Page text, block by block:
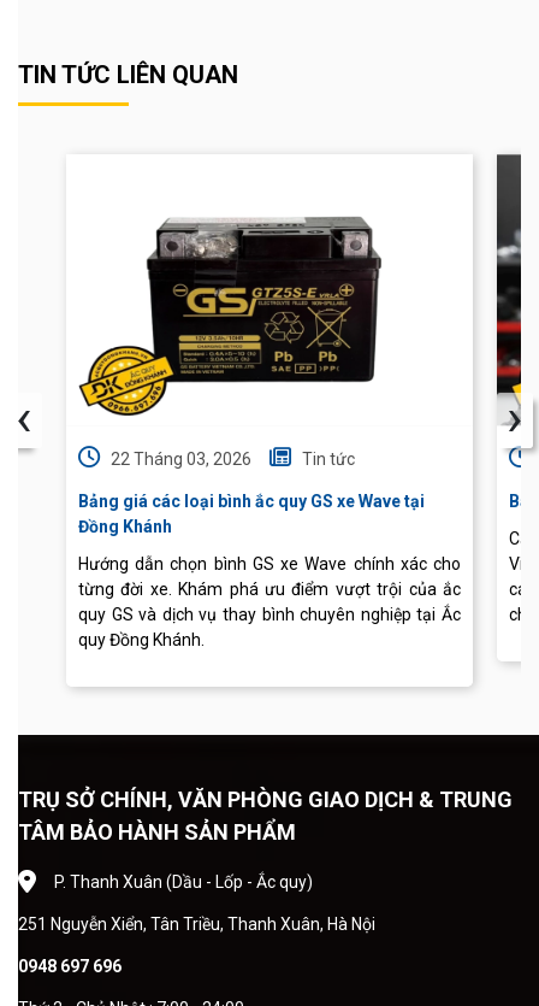
TIN TỨC LIÊN QUAN
22 Tháng 03, 2026 Tin tức
Bảng giá các loại bình ắc quy GS xe Wave tại
Đồng Khánh
Hướng dẫn chọn bình GS xe Wave chính xác cho
từng đời xe. Khám phá ưu điểm vượt trội của ắc
quy GS và dịch vụ thay bình chuyên nghiệp tại Ắc
quy Đồng Khánh.
‹ ›
TRỤ SỞ CHÍNH, VĂN PHÒNG GIAO DỊCH & TRUNG
TÂM BẢO HÀNH SẢN PHẨM
P. Thanh Xuân (Dầu - Lốp - Ắc quy)
251 Nguyễn Xiển, Tân Triều, Thanh Xuân, Hà Nội
0948 697 696